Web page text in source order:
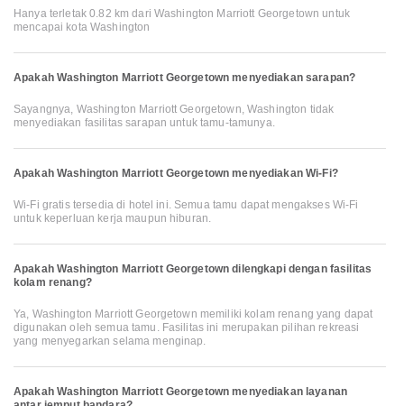
Hanya terletak 0.82 km dari Washington Marriott Georgetown untuk
mencapai kota Washington
Apakah Washington Marriott Georgetown menyediakan sarapan?
Sayangnya, Washington Marriott Georgetown, Washington tidak
menyediakan fasilitas sarapan untuk tamu-tamunya.
Apakah Washington Marriott Georgetown menyediakan Wi-Fi?
Wi-Fi gratis tersedia di hotel ini. Semua tamu dapat mengakses Wi-Fi
untuk keperluan kerja maupun hiburan.
Apakah Washington Marriott Georgetown dilengkapi dengan fasilitas
kolam renang?
Ya, Washington Marriott Georgetown memiliki kolam renang yang dapat
digunakan oleh semua tamu. Fasilitas ini merupakan pilihan rekreasi
yang menyegarkan selama menginap.
Apakah Washington Marriott Georgetown menyediakan layanan